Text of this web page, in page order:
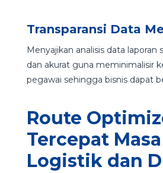
Transparansi Data
Menyajikan analisis data laporan
dan akurat guna meminimalisir
pegawai sehingga bisnis dapat
Route
Tercepat
Logistik dan